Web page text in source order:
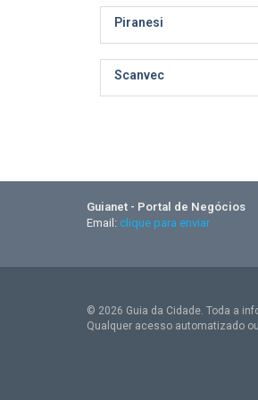
Piranesi
Scanvec
Guianet - Portal de Negócios
Email: clique para enviar
© 2026 Guia da Cidade. Toda a
Qualquer acesso automatizado